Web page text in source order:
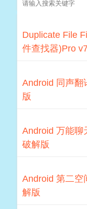
Duplicate File
件查找器)Pro
Android 同声翻
版
Android 万能聊
破解版
Android 第二空
解版